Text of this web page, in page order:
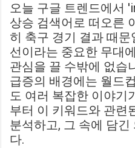
from home : 버밍엄 시티의 크
에서 팀 고유의 색깔을 유지하
다. ...
오늘 구글 트렌드에서
상승 검색어로 떠오른
히 축구 경기 결과 때문
선이라는 중요한 무대
관심을 끌 수밖에 없습
급증의 배경에는 월드
도 여러 복잡한 이야기
부터 이 키워드와 관련
분석하고, 그 속에 담
다.